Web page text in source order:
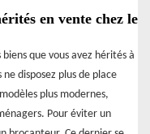
en vente chez le
que vous avez hérités à
disposez plus de place
plus modernes,
Pour éviter un